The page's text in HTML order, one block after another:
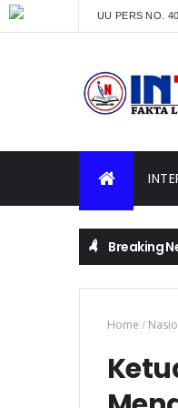
UU PERS NO.
Breaking
Home /